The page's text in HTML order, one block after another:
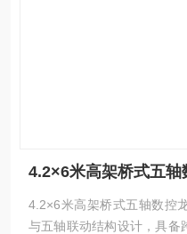
4.2×6米高架桥式五轴
4.2×6米高架桥式五轴数控
与五轴联动结构设计，具备